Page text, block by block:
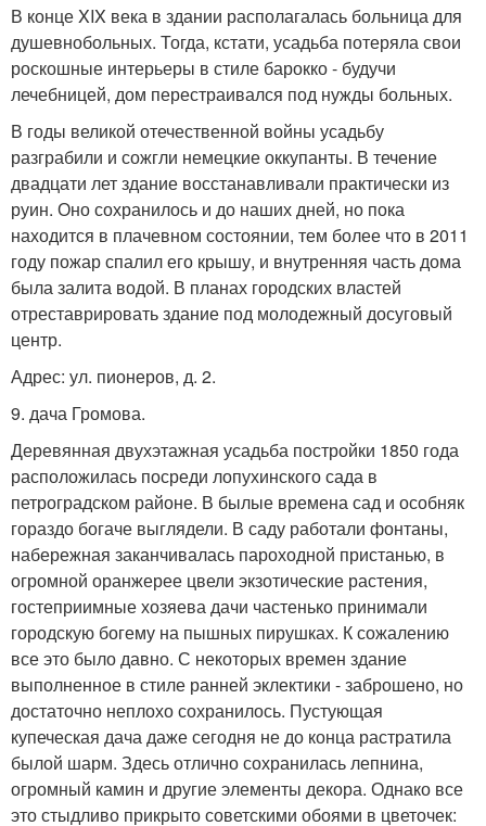
В конце XIX века в здании располагалась больница для
душевнобольных. Тогда, кстати, усадьба потеряла свои
роскошные интерьеры в стиле барокко - будучи
лечебницей, дом перестраивался под нужды больных.
В годы великой отечественной войны усадьбу
разграбили и сожгли немецкие оккупанты. В течение
двадцати лет здание восстанавливали практически из
руин. Оно сохранилось и до наших дней, но пока
находится в плачевном состоянии, тем более что в 2011
году пожар спалил его крышу, и внутренняя часть дома
была залита водой. В планах городских властей
отреставрировать здание под молодежный досуговый
центр.
Адрес: ул. пионеров, д. 2.
9. дача Громова.
Деревянная двухэтажная усадьба постройки 1850 года
расположилась посреди лопухинского сада в
петроградском районе. В былые времена сад и особняк
гораздо богаче выглядели. В саду работали фонтаны,
набережная заканчивалась пароходной пристанью, в
огромной оранжерее цвели экзотические растения,
гостеприимные хозяева дачи частенько принимали
городскую богему на пышных пирушках. К сожалению
все это было давно. С некоторых времен здание
выполненное в стиле ранней эклектики - заброшено, но
достаточно неплохо сохранилось. Пустующая
купеческая дача даже сегодня не до конца растратила
былой шарм. Здесь отлично сохранилась лепнина,
огромный камин и другие элементы декора. Однако все
это стыдливо прикрыто советскими обоями в цветочек: